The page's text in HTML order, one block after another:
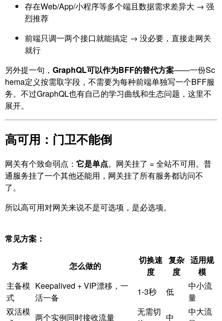
存在Web/App/小程序等多个端且数据需求差异大 → 强
烈推荐
前端只调一两个接口就能搞定 → 没必要，直接走网关
就行
另外提一句， GraphQL可以作为BFF的替代方案——一份Sc
hema定义按需取字段，不需要为每种前端单独写一个BFF服
务。不过GraphQL也有自己的学习曲线和生态问题，这里不
展开。
高可用：门卫不能倒
网关有个致命弱点： 它是单点。网关挂了 = 全站不可用。普
通服务挂了一个其他还能用，网关挂了所有服务都访问不
了。
所以高可用对网关来说不是可选项，是必选项。
常见方案：
方案 怎么做的
切换速
度
复杂
度
适用规
模
主备模
式
Keepalived + VIP漂移，一
活一备
1-3秒 低
中小流
量
双活模
两个实例同时接收流量
无需切
中
中大流